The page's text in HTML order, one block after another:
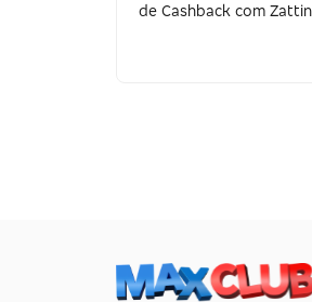
de Cashback com